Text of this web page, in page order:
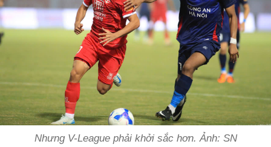
Nhưng V-League phải khởi sắc hơn. Ảnh: SN